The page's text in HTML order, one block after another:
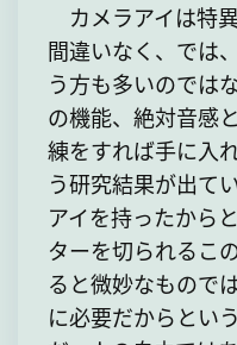
カメラアイは特
間違いなく、では
う方も多いのでは
の機能、絶対音感
練をすれば手に入
う研究結果が出て
アイを持ったから
ターを切られるこ
ると微妙なもので
に必要だからとい